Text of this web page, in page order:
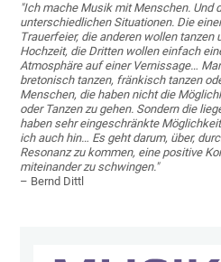
"Ich mache Musik mit Menschen. Und
unterschiedlichen Situationen. Die
Trauerfeier, die anderen wollen
Hochzeit, die Dritten wollen einfach
Atmosphäre auf einer Vernissage…
bretonisch tanzen, fränkisch tanzen
Menschen, die haben nicht die
oder Tanzen zu gehen. Sondern die
haben sehr eingeschränkte
ich auch hin… Es geht darum, über,
Resonanz zu kommen, eine positive
miteinander zu schwingen."
– Bernd Dittl